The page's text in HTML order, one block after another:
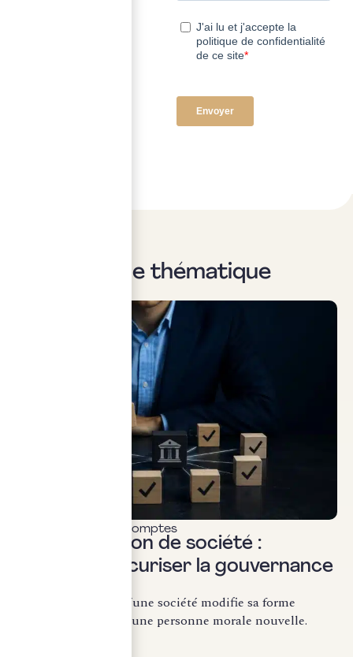
Sur la même thématique
Commissariat aux comptes
Transformation de société :
comment sécuriser la gouvernance
La transformation d’une société modifie sa forme
juridique sans créer une personne morale nouvelle.